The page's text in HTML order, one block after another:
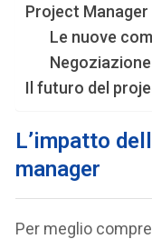
Project Manager
Le nuove
Il futuro del
L’impatto
manager
Per meglio